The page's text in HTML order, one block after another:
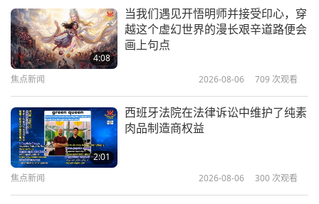
吃掉人的心、肝、内脏。电影演的竟是真的！
我很困，稍不留神，居然让两只黑甲虫穿透黄金盔
甲，钻进左前臂，立刻腐蚀了两大块肉！
我立刻飞到兜率宫，在门外大喊：「老子师父！请快
来救我啊！」老子匆忙出来从口里吐出一颗黑色丹
药，放进我手臂洞里后，就慢慢地恢复。我谢谢老
子，不敢耽搁任务。老子也骑着青牛，跟我一起回现
场。
颂扬人间艺术家（二集之一）
复活节—神圣的传统
4:08
当我们遇见开悟明师并接受印心，穿
越这个虚幻世界的漫长艰辛道路便会
画上句点
焦点新闻 2026-08-06 709 次观看
2:01
西班牙法院在法律诉讼中维护了纯素
肉品制造商权益
焦点新闻 2026-08-06 300 次观看